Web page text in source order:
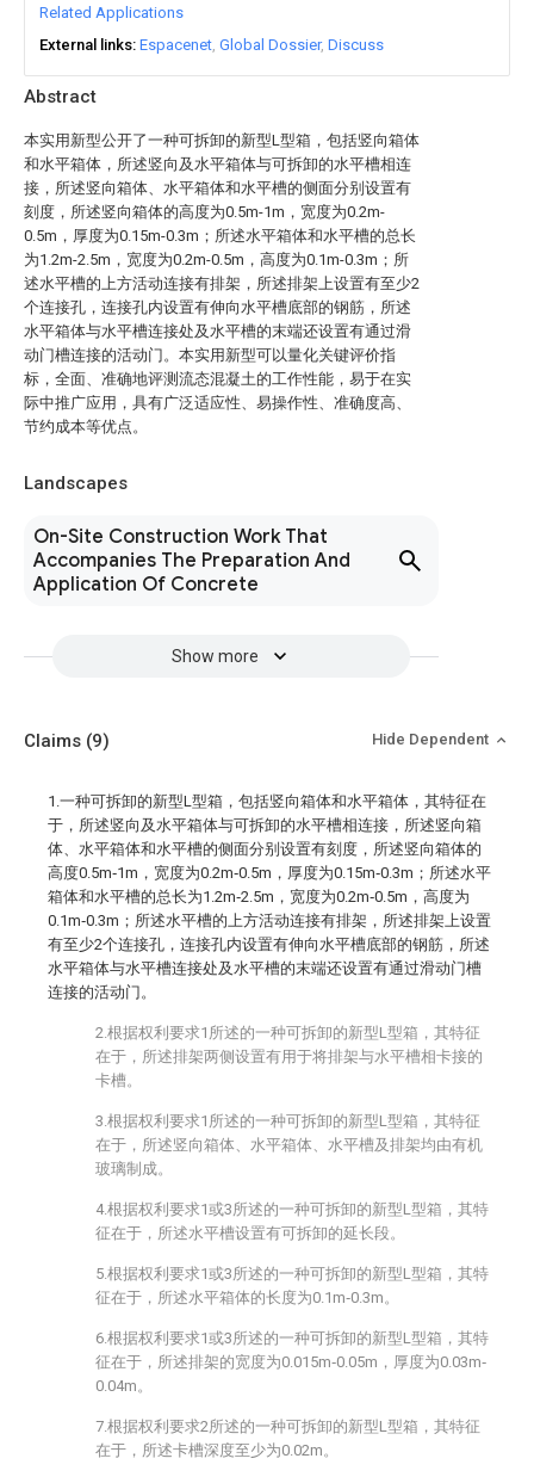
Abstract
本实用新型公开了一种可拆卸的新型L型箱，包括竖向箱体
和水平箱体，所述竖向及水平箱体与可拆卸的水平槽相连
接，所述竖向箱体、水平箱体和水平槽的侧面分别设置有
刻度，所述竖向箱体的高度为0.5m-1m，宽度为0.2m-
0.5m，厚度为0.15m-0.3m；所述水平箱体和水平槽的总长
为1.2m-2.5m，宽度为0.2m-0.5m，高度为0.1m-0.3m；所
述水平槽的上方活动连接有排架，所述排架上设置有至少2
个连接孔，连接孔内设置有伸向水平槽底部的钢筋，所述
水平箱体与水平槽连接处及水平槽的末端还设置有通过滑
动门槽连接的活动门。本实用新型可以量化关键评价指
标，全面、准确地评测流态混凝土的工作性能，易于在实
际中推广应用，具有广泛适应性、易操作性、准确度高、
节约成本等优点。
Landscapes
On-Site Construction Work That
Accompanies The Preparation And
Application Of Concrete
Show more
Related Applications
External links Espacenet Global Dossier Discuss
Claims (9) Hide Dependent
1.一种可拆卸的新型L型箱，包括竖向箱体和水平箱体，其特征在
于，所述竖向及水平箱体与可拆卸的水平槽相连接，所述竖向箱
体、水平箱体和水平槽的侧面分别设置有刻度，所述竖向箱体的
高度0.5m‐1m，宽度为0.2m‐0.5m，厚度为0.15m‐0.3m；所述水平
箱体和水平槽的总长为1.2m‐2.5m，宽度为0.2m‐0.5m，高度为
0.1m‐0.3m；所述水平槽的上方活动连接有排架，所述排架上设置
有至少2个连接孔，连接孔内设置有伸向水平槽底部的钢筋，所述
水平箱体与水平槽连接处及水平槽的末端还设置有通过滑动门槽
连接的活动门。
2.根据权利要求1所述的一种可拆卸的新型L型箱，其特征
在于，所述排架两侧设置有用于将排架与水平槽相卡接的
卡槽。
3.根据权利要求1所述的一种可拆卸的新型L型箱，其特征
在于，所述竖向箱体、水平箱体、水平槽及排架均由有机
玻璃制成。
4.根据权利要求1或3所述的一种可拆卸的新型L型箱，其特
征在于，所述水平槽设置有可拆卸的延长段。
5.根据权利要求1或3所述的一种可拆卸的新型L型箱，其特
征在于，所述水平箱体的长度为0.1m‐0.3m。
6.根据权利要求1或3所述的一种可拆卸的新型L型箱，其特
征在于，所述排架的宽度为0.015m‐0.05m，厚度为0.03m‐
0.04m。
7.根据权利要求2所述的一种可拆卸的新型L型箱，其特征
在于，所述卡槽深度至少为0.02m。